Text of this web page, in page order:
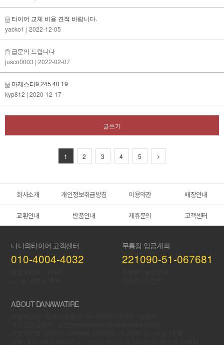
타이어 교체 비용 견적 바랍니다.
yacko1 | 2022-12-05
급문의 드립니다
jusco0003 | 2022-02-07
마제스티9 245 40 19
kyp812 | 2020-12-17
글쓰기
1 2 3 4 5
회사소개 개인정보취급방침 이용약관 매장안내
교환안내 반품안내 제휴문의 고객센터
다나와타이어 고객센터
010-4004-4032
무통장 입금계좌
221090-51-067681
ABOUT DANAWATIRE